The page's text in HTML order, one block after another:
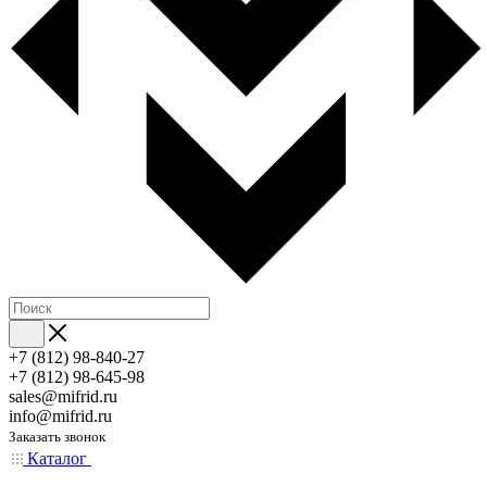
+7 (812) 98-840-27
+7 (812) 98-645-98
sales@mifrid.ru
info@mifrid.ru
Заказать звонок
Каталог